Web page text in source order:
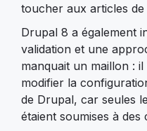
toucher aux articles
Drupal 8 a également
validation et une
manquait un maillon :
modifier la
de Drupal, car seules
étaient soumises à des